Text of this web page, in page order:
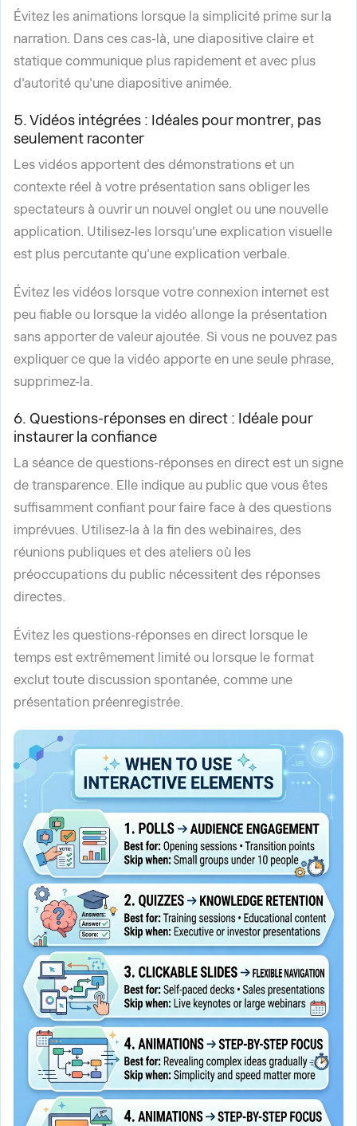
Évitez les animations lorsque la simplicité prime sur la
narration. Dans ces cas-là, une diapositive claire et
statique communique plus rapidement et avec plus
d'autorité qu'une diapositive animée.
5. Vidéos intégrées : Idéales pour montrer, pas
seulement raconter
Les vidéos apportent des démonstrations et un
contexte réel à votre présentation sans obliger les
spectateurs à ouvrir un nouvel onglet ou une nouvelle
application. Utilisez-les lorsqu'une explication visuelle
est plus percutante qu'une explication verbale.
Évitez les vidéos lorsque votre connexion internet est
peu fiable ou lorsque la vidéo allonge la présentation
sans apporter de valeur ajoutée. Si vous ne pouvez pas
expliquer ce que la vidéo apporte en une seule phrase,
supprimez-la.
6. Questions-réponses en direct : Idéale pour
instaurer la confiance
La séance de questions-réponses en direct est un signe
de transparence. Elle indique au public que vous êtes
suffisamment confiant pour faire face à des questions
imprévues. Utilisez-la à la fin des webinaires, des
réunions publiques et des ateliers où les
préoccupations du public nécessitent des réponses
directes.
Évitez les questions-réponses en direct lorsque le
temps est extrêmement limité ou lorsque le format
exclut toute discussion spontanée, comme une
présentation préenregistrée.